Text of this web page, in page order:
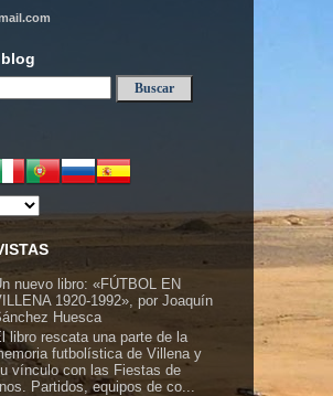
nuevo libro: «FÚTBOL EN
1920-1992», por Joaquín
Huesca
libro rescata una parte de la
futbolística de Villena y
vínculo con las Fiestas de
Partidos, equipos de co...